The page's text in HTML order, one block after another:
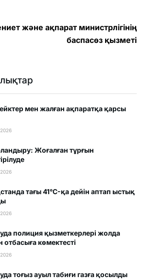
және ақпарат министрлігінің
баспасөз қызметі
мен жалған ақпаратқа қарсы
Жоғалған тұрғын
тағы 41°C-қа дейін аптап ыстық
полиция қызметкерлері жолда
отбасыға көмектесті
тоғыз ауыл табиғи газға қосылды